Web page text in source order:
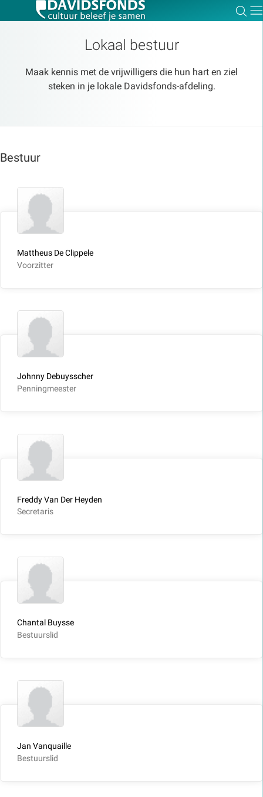
Lokaal bestuur
Maak kennis met de vrijwilligers die hun hart en ziel
steken in je lokale Davidsfonds-afdeling.
Bestuur
Mattheus De Clippele
Voorzitter
Johnny Debuysscher
Penningmeester
Freddy Van Der Heyden
Secretaris
Chantal Buysse
Bestuurslid
Jan Vanquaille
Bestuurslid
Zoeken